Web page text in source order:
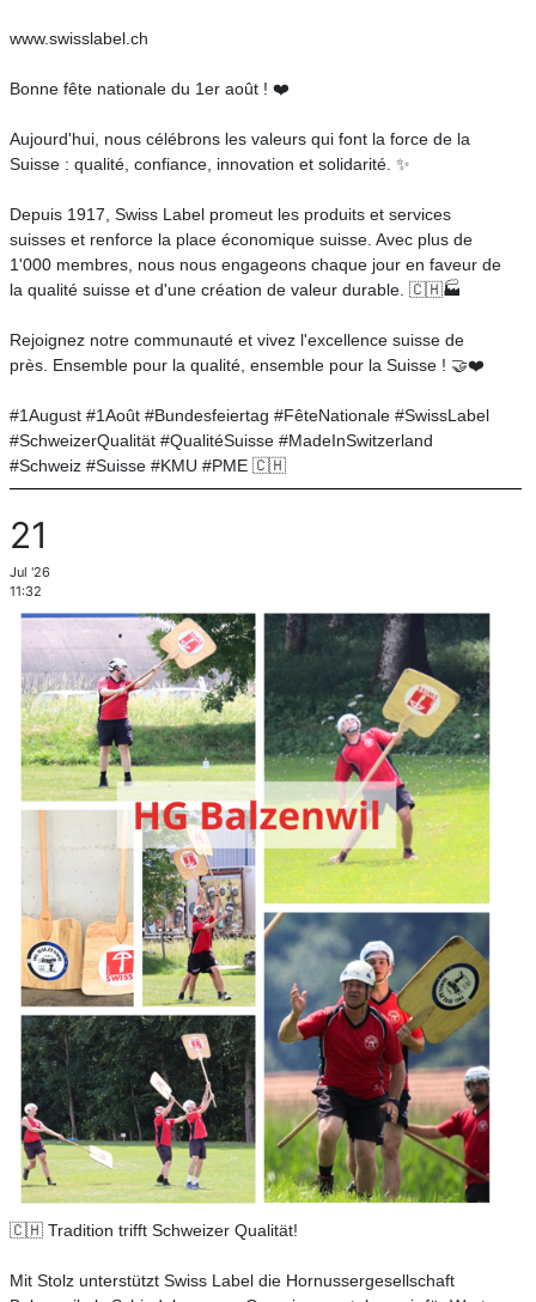
www.swisslabel.ch
Bonne fête nationale du 1er août ! ❤️
Aujourd'hui, nous célébrons les valeurs qui font la force de la
Suisse : qualité, confiance, innovation et solidarité. ✨
Depuis 1917, Swiss Label promeut les produits et services
suisses et renforce la place économique suisse. Avec plus de
1'000 membres, nous nous engageons chaque jour en faveur de
la qualité suisse et d'une création de valeur durable. 🇨🇭🏭
Rejoignez notre communauté et vivez l'excellence suisse de
près. Ensemble pour la qualité, ensemble pour la Suisse ! 🤝❤️
#1August #1Août #Bundesfeiertag #FêteNationale #SwissLabel
#SchweizerQualität #QualitéSuisse #MadeInSwitzerland
#Schweiz #Suisse #KMU #PME 🇨🇭
21
Jul '26
11:32
🇨🇭 Tradition trifft Schweizer Qualität!
Mit Stolz unterstützt Swiss Label die Hornussergesellschaft